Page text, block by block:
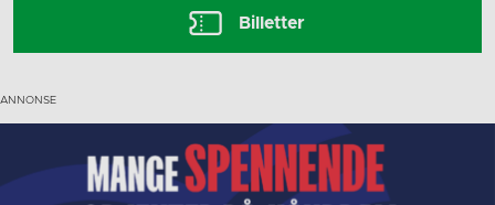
Billetter